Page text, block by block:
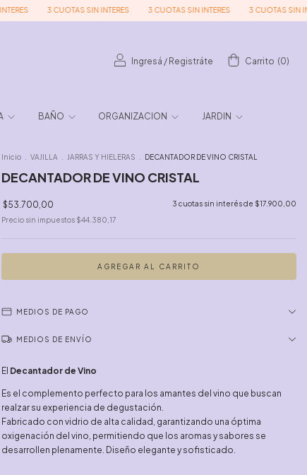
3 CUOTAS SIN INTERES 3 CUOTAS SIN INTERES 3 CUOTAS SIN
Ingresá / Registráte Carrito (0)
BAÑO ORGANIZACION JARDIN
Inicio VAJILLA JARRAS Y HIELERAS DECANTADOR DE VINO CRISTAL
DECANTADOR DE VINO CRISTAL
$53.700,00 3 cuotas sin interés de $17.900,00
Precio sin impuestos $44.380,17
MEDIOS DE PAGO
MEDIOS DE ENVÍO
El Decantador de Vino
Es el complemento perfecto para los amantes del vino que buscan
realzar su experiencia de degustación.
Fabricado con vidrio de alta calidad, garantizando una óptima
oxigenación del vino, permitiendo que los aromas y sabores se
desarrollen plenamente. Diseño elegante y sofisticado.